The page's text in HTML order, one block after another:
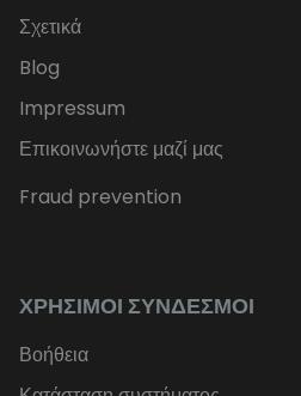
Σχετικά
Blog
Impressum
Επικοινωνήστε μαζί μας
Fraud prevention
ΧΡΉΣΙΜΟΙ ΣΎΝΔΕΣΜΟΙ
Βοήθεια